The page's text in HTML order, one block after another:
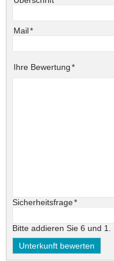
Pflichtfeld
Mail*
Pflichtfeld
Ihre Bewertung*
Pflichtfeld
Sicherheitsfrage*
Bitte addieren Sie 6 und 1.